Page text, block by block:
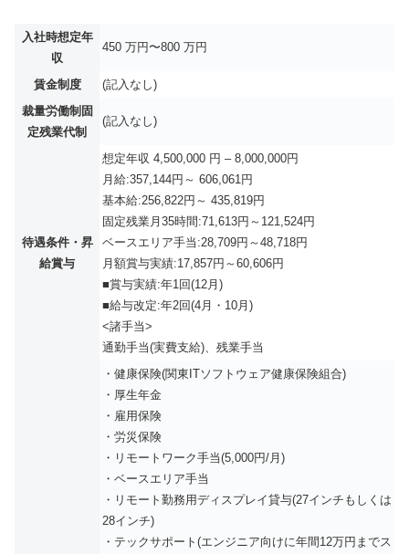
入社時想定年
収
450 万円〜800 万円
賃金制度
(記入なし)
裁量労働制固
定残業代制
(記入なし)
待遇条件・昇
給賞与
想定年収 4,500,000 円 – 8,000,000円
月給:357,144円～ 606,061円
基本給:256,822円～ 435,819円
固定残業月35時間:71,613円～121,524円
ベースエリア手当:28,709円～48,718円
月額賞与実績:17,857円～60,606円
■賞与実績:年1回(12月)
■給与改定:年2回(4月・10月)
<諸手当>
通勤手当(実費支給)、残業手当
・健康保険(関東ITソフトウェア健康保険組合)
・厚生年金
・雇用保険
・労災保険
・リモートワーク手当(5,000円/月)
・ベースエリア手当
・リモート勤務用ディスプレイ貸与(27インチもしくは
28インチ)
・テックサポート(エンジニア向けに年間12万円までス